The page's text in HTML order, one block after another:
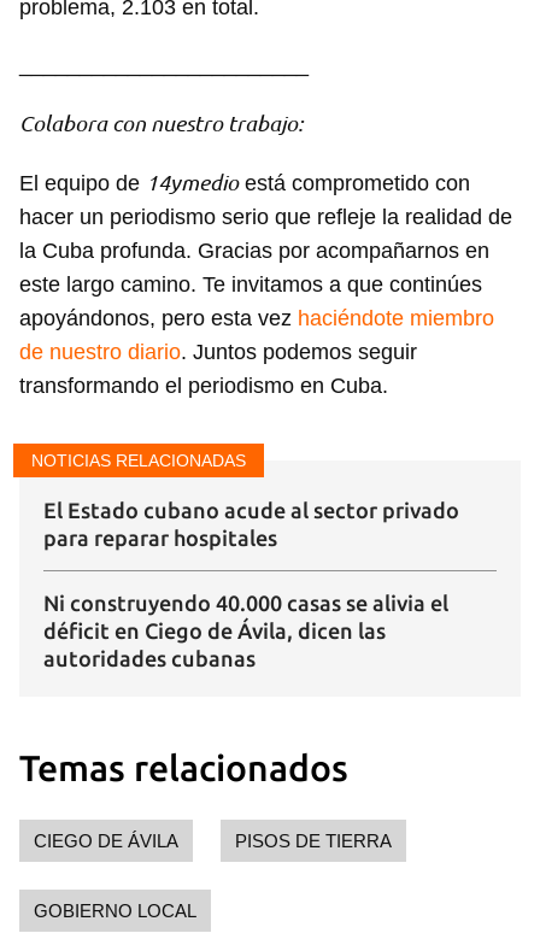
Guardar como favorito
Para poder guardar como favorito, primero has de
iniciar sesión con tu cuenta de 14ymedio.
problema, 2.103 en total.
Colabora con nuestro trabajo:
El equipo de 14ymedioestá comprometido con
hacer un periodismo serio que refleje la realidad de
la Cuba profunda. Gracias por acompañarnos en
este largo camino. Te invitamos a que continúes
apoyándonos, pero esta vez haciéndote miembro
de nuestro diario. Juntos podemos seguir
transformando el periodismo en Cuba.
NOTICIAS RELACIONADAS
El Estado cubano acude al sector privado
para reparar hospitales
Ni construyendo 40.000 casas se alivia el
déficit en Ciego de Ávila, dicen las
autoridades cubanas
Temas relacionados
CIEGO DE ÁVILA PISOS DE TIERRA
GOBIERNO LOCAL